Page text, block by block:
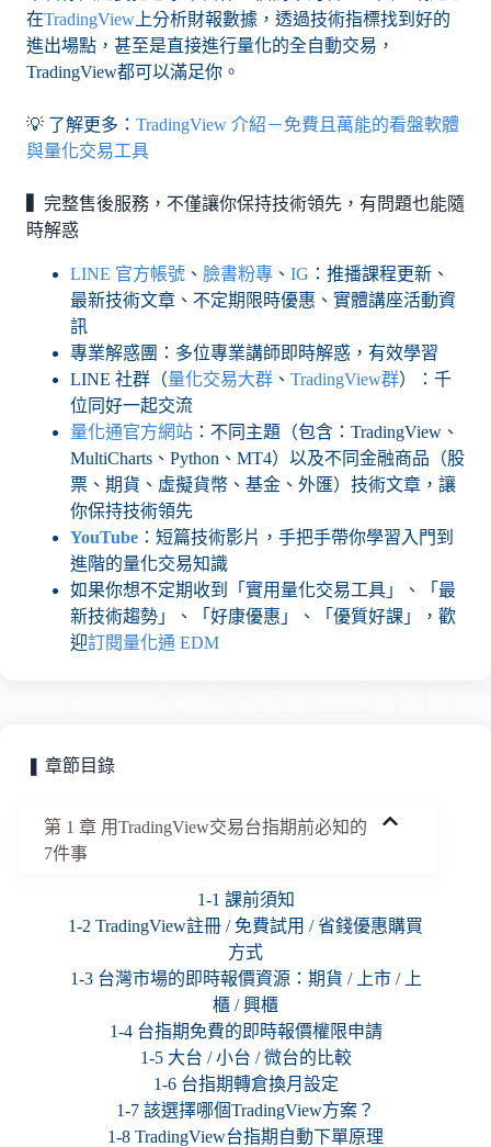
在TradingView 上分析財報數據，透過技術指標找到好的
進出場點，甚至是直接進行量化的全自動交易，
TradingView都可以滿足你。
💡 了解更多： TradingView 介紹－免費且萬能的看盤軟體
與量化交易工具
完整售後服務，不僅讓你保持技術領先，有問題也能隨
時解惑
LINE 官方帳號 、 臉書粉專 、 IG ：推播課程更新、
最新技術文章、不定期限時優惠、實體講座活動資
訊
專業解惑團：多位專業講師即時解惑，有效學習
LINE 社群（量化交易大群 、 TradingView群）：千
位同好一起交流
量化通官方網站 ：不同主題（包含：TradingView、
MultiCharts、Python、MT4）以及不同金融商品（股
票、期貨、虛擬貨幣、基金、外匯）技術文章，讓
你保持技術領先
YouTube ：短篇技術影片，手把手帶你學習入門到
進階的量化交易知識
如果你想不定期收到「實用量化交易工具」、「最
新技術趨勢」、「好康優惠」、「優質好課」，歡
迎訂閱量化通 EDM
❚ 章節目錄
第 1 章 用TradingView交易台指期前必知的
7件事
1-1 課前須知
1-2 TradingView註冊 / 免費試用 / 省錢優惠購買
方式
1-3 台灣市場的即時報價資源：期貨 / 上市 / 上
櫃 / 興櫃
1-4 台指期免費的即時報價權限申請
1-5 大台 / 小台 / 微台的比較
1-6 台指期轉倉換月設定
1-7 該選擇哪個TradingView方案？
1-8 TradingView台指期自動下單原理